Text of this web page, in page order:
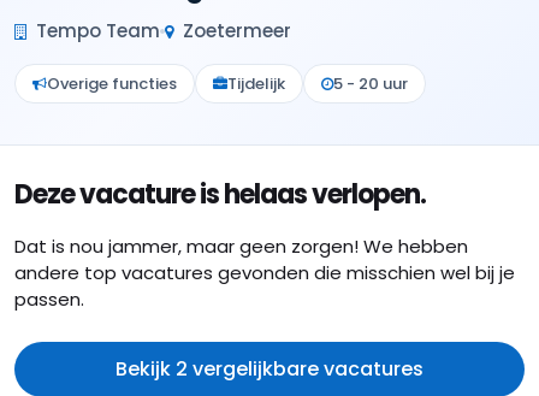
Tempo Team Zoetermeer
Overige functies Tijdelijk 5 - 20 uur
Deze vacature is helaas verlopen.
Dat is nou jammer, maar geen zorgen! We hebben
andere top vacatures gevonden die misschien wel bij je
passen.
Bekijk 2 vergelijkbare vacatures